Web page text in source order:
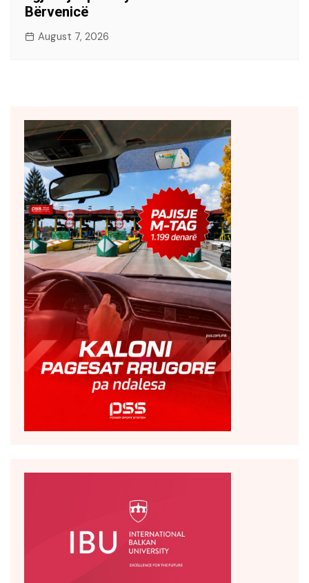
Bërvenicë
August 7, 2026